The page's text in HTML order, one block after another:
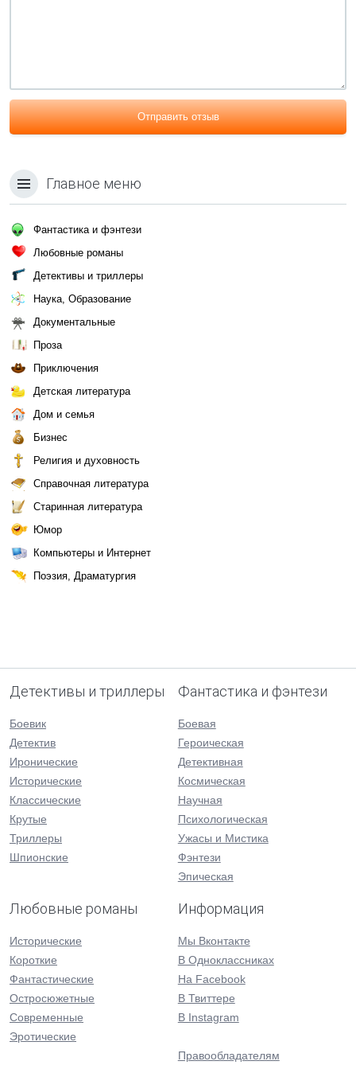
Отправить отзыв
Главное меню
Фантастика и фэнтези
Любовные романы
Детективы и триллеры
Наука, Образование
Документальные
Проза
Приключения
Детская литература
Дом и семья
Бизнес
Религия и духовность
Справочная литература
Старинная литература
Юмор
Компьютеры и Интернет
Поэзия, Драматургия
Детективы и триллеры
Боевик
Детектив
Иронические
Исторические
Классические
Крутые
Триллеры
Шпионские
Фантастика и фэнтези
Боевая
Героическая
Детективная
Космическая
Научная
Психологическая
Ужасы и Мистика
Фэнтези
Эпическая
Любовные романы
Исторические
Короткие
Фантастические
Остросюжетные
Современные
Эротические
Информация
Мы Вконтакте
В Одноклассниках
На Facebook
В Твиттере
В Instagram
Правообладателям